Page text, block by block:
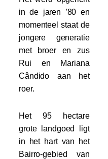
in de jaren ’80 en
momenteel staat de
jongere generatie
met broer en zus
Rui en Mariana
Cândido aan het
roer.
Het 95 hectare
grote landgoed ligt
in het hart van het
Bairro-gebied van